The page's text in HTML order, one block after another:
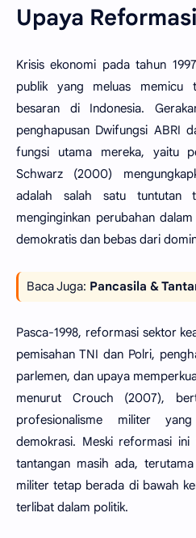
Upaya Reformasi
Krisis ekonomi pada tahun
publik yang meluas memicu
besaran di Indonesia.
penghapusan Dwifungsi ABRI
fungsi utama mereka, yaitu
Schwarz (2000)
adalah salah satu tuntutan
menginginkan perubahan
demokratis dan bebas dari
Baca Juga: Pancasila &
Pasca-1998, reformasi sektor
pemisahan TNI dan Polri,
parlemen, dan upaya
menurut Crouch (2007),
profesionalisme militer
demokrasi. Meski reformasi ini
tantangan masih ada,
militer tetap berada di bawah
terlibat dalam politik.